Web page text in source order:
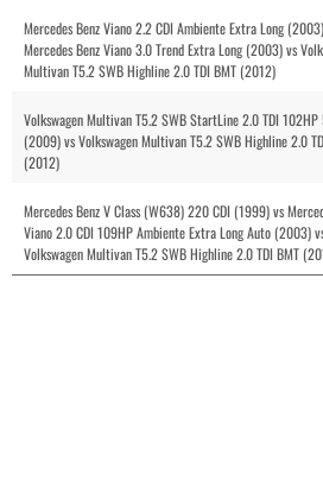
Mercedes Benz Viano 2.2 CDI Ambiente Extra Long
Mercedes Benz Viano 3.0 Trend Extra Long (2003) vs
Multivan T5.2 SWB Highline 2.0 TDI BMT (2012)
Volkswagen Multivan T5.2 SWB StartLine 2.0 TDI 102HP
(2009) vs Volkswagen Multivan T5.2 SWB Highline 2.0
(2012)
Mercedes Benz V Class (W638) 220 CDI (1999) vs
Viano 2.0 CDI 109HP Ambiente Extra Long Auto (2003)
Volkswagen Multivan T5.2 SWB Highline 2.0 TDI BMT